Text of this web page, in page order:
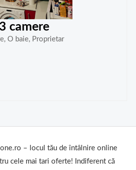
camere
O baie, Proprietar
– locul tău de întâlnire online
cele mai tari oferte! Indiferent că